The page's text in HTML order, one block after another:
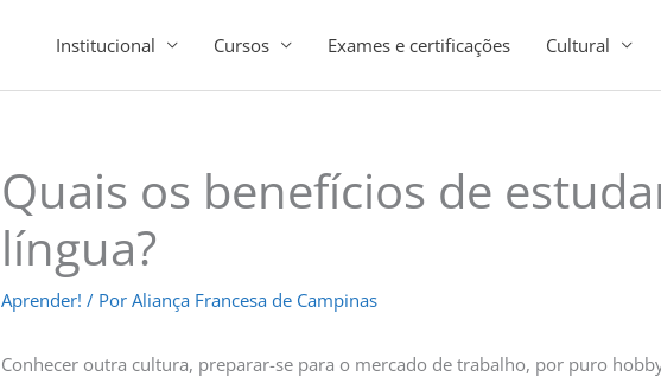
Institucional Cursos Exames e certificações Cultural
Quais os benefícios de
língua?
Aprender! / Por Aliança Francesa de Campinas
Conhecer outra cultura, preparar-se para o mercado de trabalho, por puro